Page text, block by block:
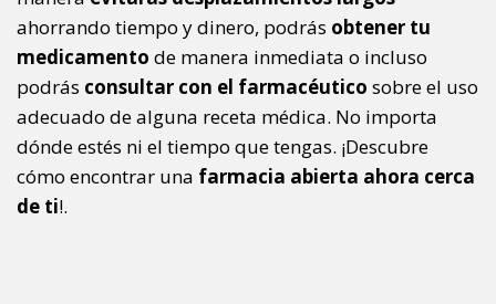
ahorrando tiempo y dinero, podrás obtener tu
medicamento de manera inmediata o incluso
podrás consultar con el farmacéutico sobre el uso
adecuado de alguna receta médica. No importa
dónde estés ni el tiempo que tengas. ¡Descubre
cómo encontrar una farmacia abierta ahora cerca
de ti!.